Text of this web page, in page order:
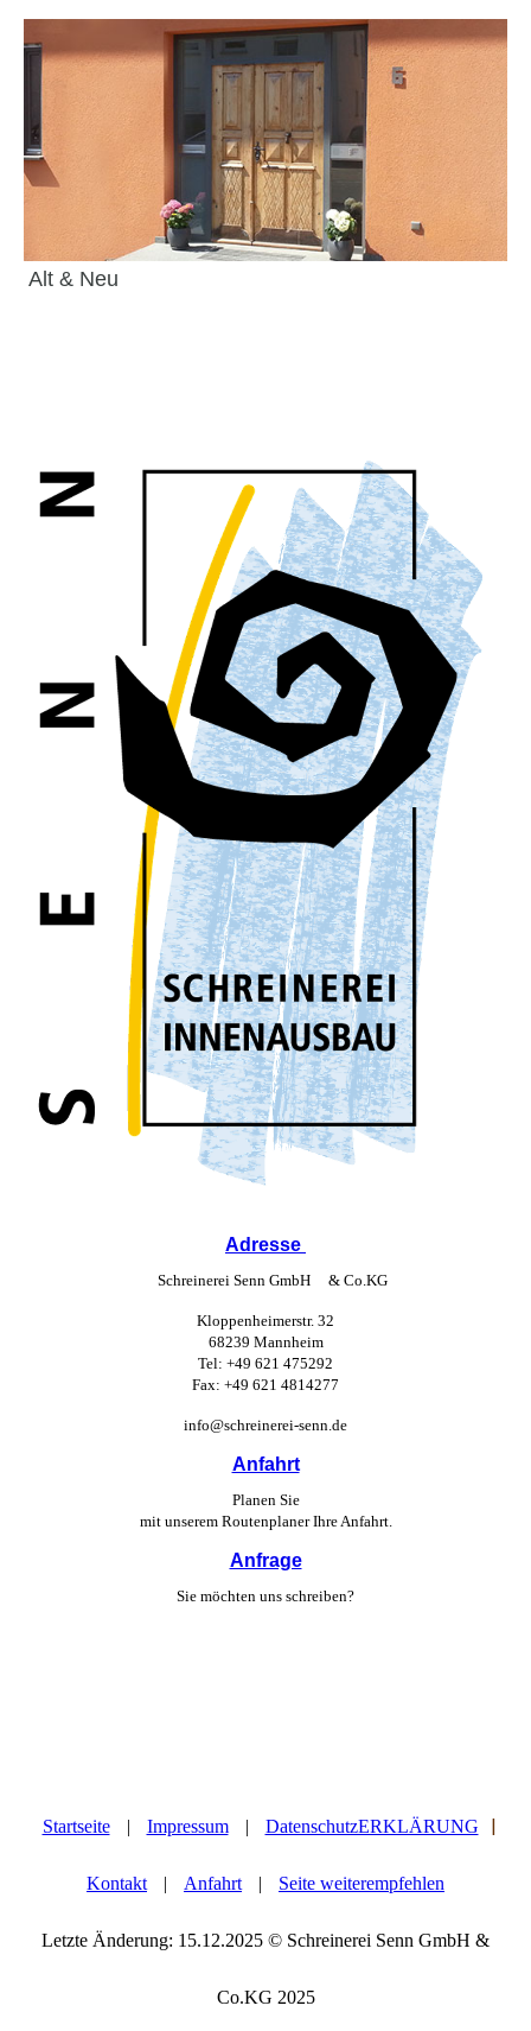
Alt & Neu
Adresse
Schreinerei Senn GmbH & Co.KG
Kloppenheimerstr. 32
68239 Mannheim
Tel: +49 621 475292
Fax: +49 621 4814277
info@schreinerei-senn.de
Anfahrt
Planen Sie
mit unserem Routen­planer Ihre Anfahrt.
Anfrage
Sie möchten uns schreiben?
Startseite Impressum DatenschutzERKLÄRUNG
Kontakt Anfahrt Seite weiterempfehlen
Letzte Änderung: 15.12.2025 © Schreinerei Senn GmbH &
Co.KG 2025